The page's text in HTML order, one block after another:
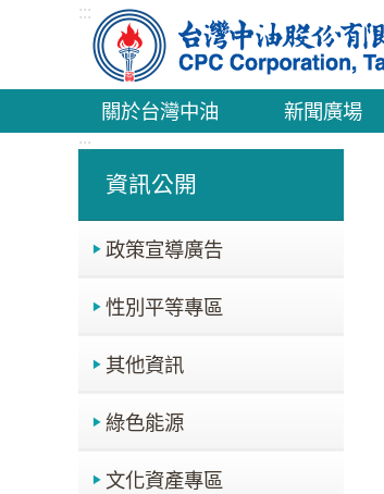
跳到主要內容區塊
:::
關於台灣中油 新聞廣場
:::
資訊公開
政策宣導廣告
性別平等專區
其他資訊
綠色能源
文化資產專區